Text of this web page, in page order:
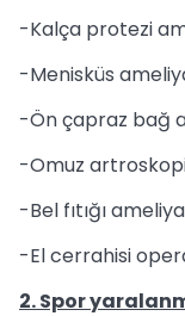
-Kalça protezi
-Menisküs
-Ön çapraz bağ
-Omuz
-Bel fıtığı
-El cerrahisi
2. Spor